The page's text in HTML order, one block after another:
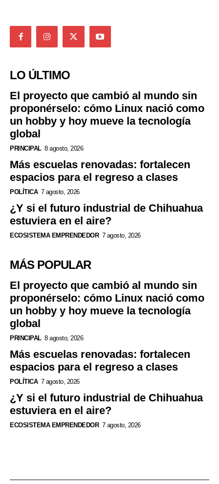
LO ÚLTIMO
El proyecto que cambió al mundo sin
proponérselo: cómo Linux nació como
un hobby y hoy mueve la tecnología
global
PRINCIPAL 8 agosto, 2026
Más escuelas renovadas: fortalecen
espacios para el regreso a clases
POLÍTICA 7 agosto, 2026
¿Y si el futuro industrial de Chihuahua
estuviera en el aire?
ECOSISTEMA EMPRENDEDOR 7 agosto, 2026
MÁS POPULAR
El proyecto que cambió al mundo sin
proponérselo: cómo Linux nació como
un hobby y hoy mueve la tecnología
global
PRINCIPAL 8 agosto, 2026
Más escuelas renovadas: fortalecen
espacios para el regreso a clases
POLÍTICA 7 agosto, 2026
¿Y si el futuro industrial de Chihuahua
estuviera en el aire?
ECOSISTEMA EMPRENDEDOR 7 agosto, 2026